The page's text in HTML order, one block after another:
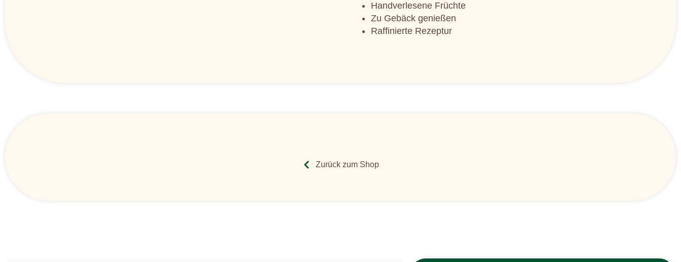
Handverlesene Früchte
Zu Gebäck genießen
Raffinierte Rezeptur
Zurück zum Shop